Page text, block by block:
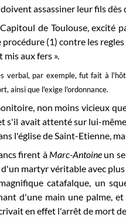
assassiner leur fils dès
Capitoul de Toulouse, excité
(1) contre les
aux fers ».
verbal, par exemple, fut fait à
ainsi que l'exige l'ordonnance.
non moins vicieux
s'il avait attenté sur lui-
l'église de Saint-Etienne,
firent à Marc-Antoineun
martyr véritable avec
catafalque, un
d'une main une palme,
en effet l'arrêt de mort de